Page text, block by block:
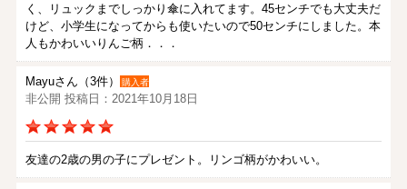
く、リュックまでしっかり傘に入れてます。45センチでも大丈夫だ
けど、小学生になってからも使いたいので50センチにしました。本
人もかわいいりんご柄．．．
Mayuさん（3件） 購入者
非公開 投稿日：2021年10月18日
友達の2歳の男の子にプレゼント。リンゴ柄がかわいい。